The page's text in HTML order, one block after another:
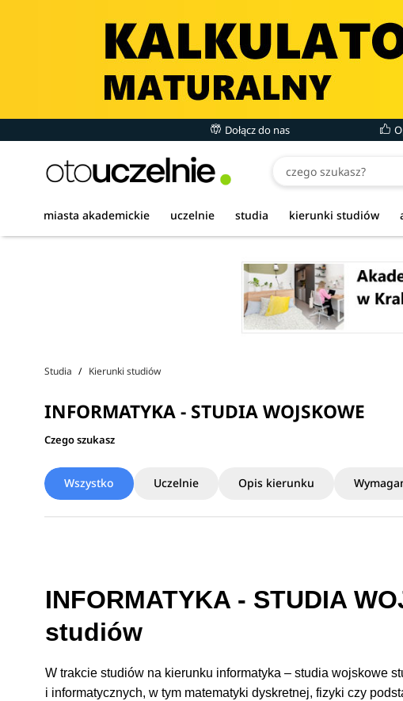
Dołącz do nas
miasta akademickie uczelnie studia kierunki studiów
Studia Kierunki studiów
INFORMATYKA - STUDIA WOJSKOWE
Czego szukasz
Wszystko Uczelnie Opis kierunku
INFORMATYKA - STUDIA
studiów
W trakcie studiów na kierunku informatyka – studia wojskowe
i informatycznych, w tym matematyki dyskretnej, fizyki czy